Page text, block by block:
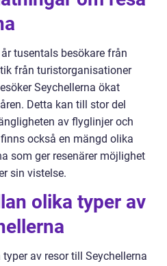
tusentals besökare från
från turistorganisationer
Seychellerna ökat
Detta kan till stor del
av flyglinjer och
också en mängd olika
som ger resenärer möjlighet
sin vistelse.
olika typer av
av resor till Seychellerna